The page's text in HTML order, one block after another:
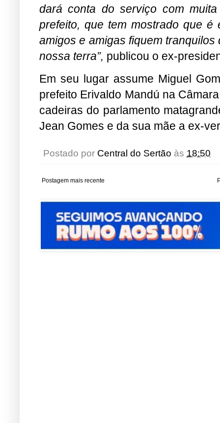
dará conta do serviço com
prefeito, que tem mostrado que
amigos e amigas fiquem
nossa terra”, publicou o ex-
Em seu lugar assume Miguel
prefeito Erivaldo Mandú na
cadeiras do parlamento
Jean Gomes e da sua mãe a ex-
Postado por Central do Sertão às 18:50
Postagem mais recente